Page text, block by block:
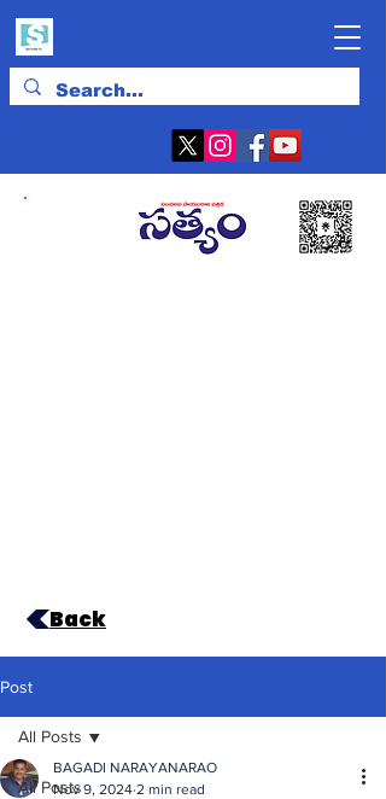
Back
Post
All Posts
All Posts
BAGADI NARAYANARAO
Nov 9, 2024 2 min read